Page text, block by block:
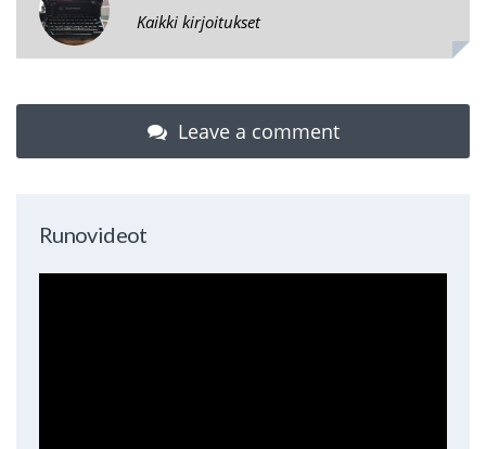
Kaikki kirjoitukset
Leave a comment
Runovideot